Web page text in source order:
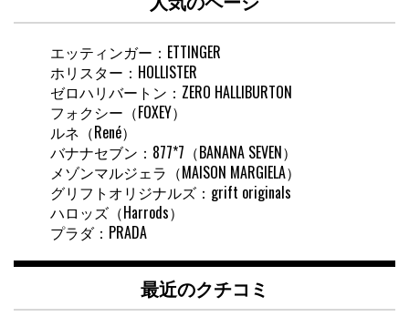
索
エッティンガー：ETTINGER
ホリスター：HOLLISTER
ゼロハリバートン：ZERO HALLIBURTON
フォクシー（FOXEY）
ルネ（René）
バナナセブン：877*7（BANANA SEVEN）
メゾンマルジェラ（MAISON MARGIELA）
グリフトオリジナルズ：grift originals
ハロッズ（Harrods）
プラダ：PRADA
最近のクチコミ